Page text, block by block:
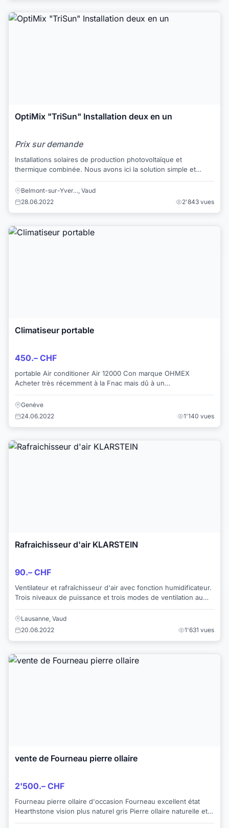
OptiMix "TriSun" Installation deux en un
Prix sur demande
Installations solaires de production photovoltaïque et
thermique combinée. Nous avons ici la solution simple et
Belmont-sur-Yver…, Vaud
28.06.2022
2'843 vues
Climatiseur portable
450.– CHF
portable Air conditioner Air 12000 Con marque OHMEX
Acheter très récemment à la Fnac mais dû à un
déménagement de bureau plus tôt que prévu nous n...
Genève
24.06.2022
1'140 vues
Rafraichisseur d'air KLARSTEIN
90.– CHF
Ventilateur et rafraîchisseur d'air avec fonction humidificateur.
Trois niveaux de puissance et trois modes de ventilation au
Lausanne, Vaud
20.06.2022
1'631 vues
vente de Fourneau pierre ollaire
2'500.– CHF
Fourneau pierre ollaire d'occasion Fourneau excellent état
Hearthstone vision plus naturel gris Pierre ollaire naturelle et